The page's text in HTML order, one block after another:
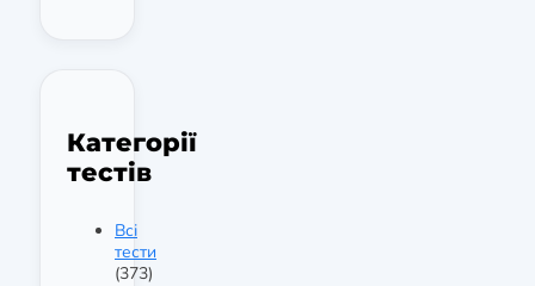
Категорії
тестів
Всі
тести
(373)